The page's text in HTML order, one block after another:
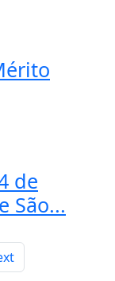
de
São...